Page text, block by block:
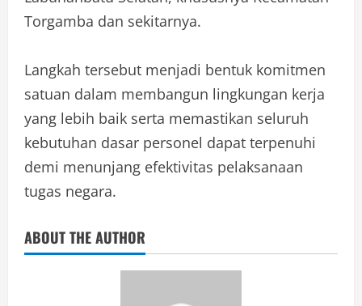
Torgamba dan sekitarnya.
Langkah tersebut menjadi bentuk komitmen
satuan dalam membangun lingkungan kerja
yang lebih baik serta memastikan seluruh
kebutuhan dasar personel dapat terpenuhi
demi menunjang efektivitas pelaksanaan
tugas negara.
ABOUT THE AUTHOR